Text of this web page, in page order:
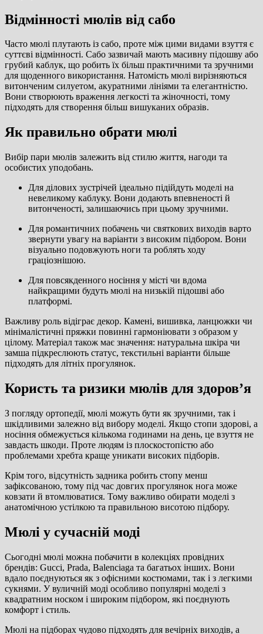
Відмінності мюлів від сабо
Часто мюлі плутають із сабо, проте між цими видами взуття є
суттєві відмінності. Сабо зазвичай мають масивну підошву або
грубий каблук, що робить їх більш практичними та зручними
для щоденного використання. Натомість мюлі вирізняються
витонченим силуетом, акуратними лініями та елегантністю.
Вони створюють враження легкості та жіночності, тому
підходять для створення більш вишуканих образів.
Як правильно обрати мюлі
Вибір пари мюлів залежить від стилю життя, нагоди та
особистих уподобань.
Для ділових зустрічей ідеально підійдуть моделі на
невеликому каблуку. Вони додають впевненості й
витонченості, залишаючись при цьому зручними.
Для романтичних побачень чи святкових виходів варто
звернути увагу на варіанти з високим підбором. Вони
візуально подовжують ноги та роблять ходу
граціознішою.
Для повсякденного носіння у місті чи вдома
найкращими будуть мюлі на низькій підошві або
платформі.
Важливу роль відіграє декор. Камені, вишивка, ланцюжки чи
мінімалістичні пряжки повинні гармоніювати з образом у
цілому. Матеріал також має значення: натуральна шкіра чи
замша підкреслюють статус, текстильні варіанти більше
підходять для літніх прогулянок.
Користь та ризики мюлів для здоров’я
З погляду ортопедії, мюлі можуть бути як зручними, так і
шкідливими залежно від вибору моделі. Якщо стопи здорові, а
носіння обмежується кількома годинами на день, це взуття не
завдасть шкоди. Проте людям із плоскостопістю або
проблемами хребта краще уникати високих підборів.
Крім того, відсутність задника робить стопу менш
зафіксованою, тому під час довгих прогулянок нога може
ковзати й втомлюватися. Тому важливо обирати моделі з
анатомічною устілкою та правильною висотою підбору.
Мюлі у сучасній моді
Сьогодні мюлі можна побачити в колекціях провідних
брендів: Gucci, Prada, Balenciaga та багатьох інших. Вони
вдало поєднуються як з офісними костюмами, так і з легкими
сукнями. У вуличній моді особливо популярні моделі з
квадратним носком і широким підбором, які поєднують
комфорт і стиль.
Мюлі на підборах чудово підходять для вечірніх виходів, а